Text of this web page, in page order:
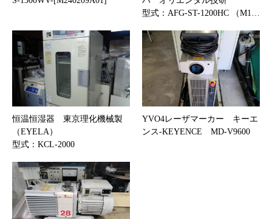
型式：AFG-ST-1200HC （M1…
恒温恒湿器 東京理化機械製
（EYELA）
型式：KCL-2000
YVO4レーザマーカー キーエ
ンス-KEYENCE MD-V9600